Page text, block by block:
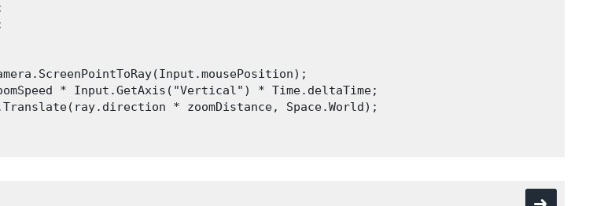
* Input.GetAxis("Vertical") * Time.deltaTime;
* zoomDistance, Space.World);